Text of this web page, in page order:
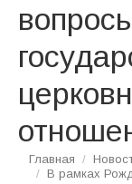
Вы здесь:
Главная
В рамках